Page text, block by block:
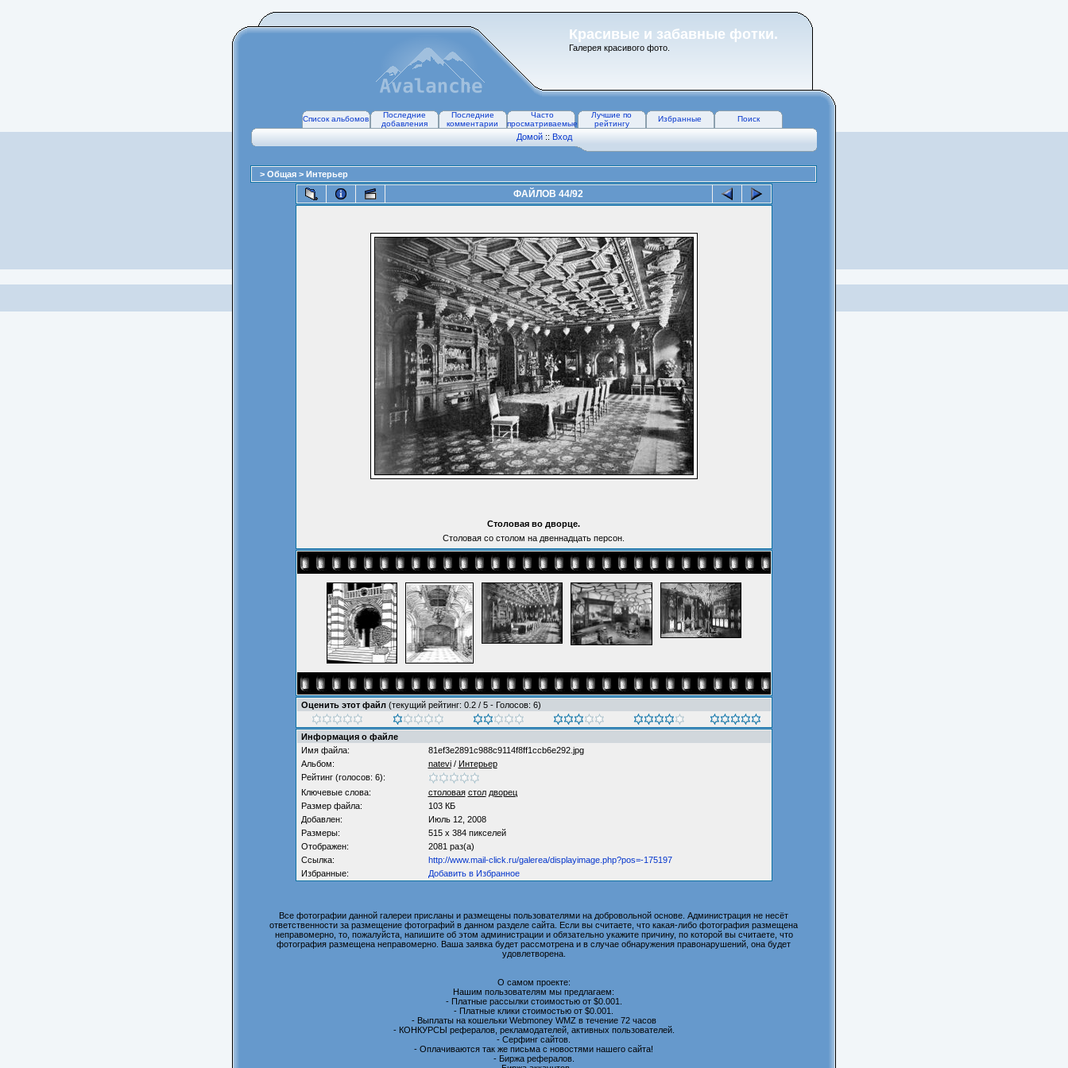
Красивые и забавные фотки.
Галерея красивого фото.
Список альбомов
Последние
добавления
Последние
комментарии
Часто
просматриваемые
Лучшие по
рейтингу
Избранные Поиск
Домой :: Вход
> Общая > Интерьер
ФАЙЛОВ 44/92
Столовая во дворце.
Столовая со столом на двеннадцать персон.
Оценить этот файл (текущий рейтинг: 0.2 / 5 - Голосов: 6)
Информация о файле
Имя файла:
81ef3e2891c988c9114f8ff1ccb6e292.jpg
Альбом:
natevi/ Интерьер
Рейтинг (голосов: 6):
Ключевые слова:
столовая стол дворец
Размер файла:
103 КБ
Добавлен:
Июль 12, 2008
Размеры:
515 x 384 пикселей
Отображен:
2081 раз(а)
Ссылка:
http://www.mail-click.ru/galerea/displayimage.php?pos=-175197
Избранные:
Добавить в Избранное
Все фотографии данной галереи присланы и размещены пользователями на добровольной основе. Администрация не несёт
ответственности за размещение фотографий в данном разделе сайта. Если вы считаете, что какая-либо фотография размещена
неправомерно, то, пожалуйста, напишите об этом администрации и обязательно укажите причину, по которой вы считаете, что
фотография размещена неправомерно. Ваша заявка будет рассмотрена и в случае обнаружения правонарушений, она будет
удовлетворена.
О самом проекте:
Нашим пользователям мы предлагаем:
- Платные рассылки стоимостью от $0.001.
- Платные клики стоимостью от $0.001.
- Выплаты на кошельки Webmoney WMZ в течение 72 часов
- КОНКУРСЫ рефералов, рекламодателей, активных пользователей.
- Серфинг сайтов.
- Оплачиваются так же письма с новостями нашего сайта!
- Биржа рефералов.